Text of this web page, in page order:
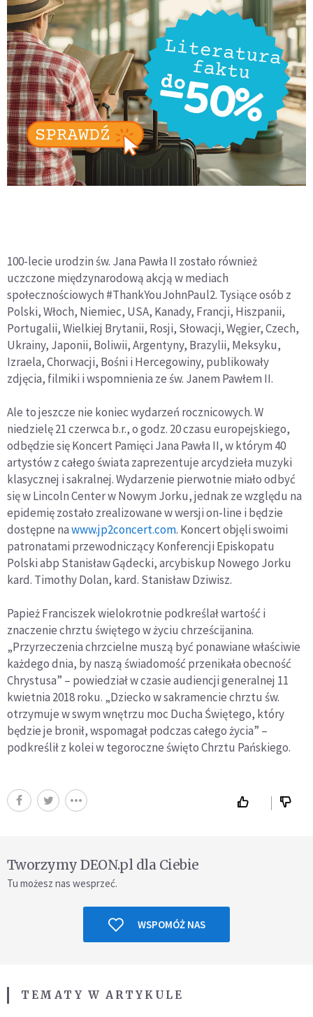
100-lecie urodzin św. Jana Pawła II zostało również
uczczone międzynarodową akcją w mediach
społecznościowych #ThankYouJohnPaul2. Tysiące osób z
Polski, Włoch, Niemiec, USA, Kanady, Francji, Hiszpanii,
Portugalii, Wielkiej Brytanii, Rosji, Słowacji, Węgier, Czech,
Ukrainy, Japonii, Boliwii, Argentyny, Brazylii, Meksyku,
Izraela, Chorwacji, Bośni i Hercegowiny, publikowały
zdjęcia, filmiki i wspomnienia ze św. Janem Pawłem II.
Ale to jeszcze nie koniec wydarzeń rocznicowych. W
niedzielę 21 czerwca b.r., o godz. 20 czasu europejskiego,
odbędzie się Koncert Pamięci Jana Pawła II, w którym 40
artystów z całego świata zaprezentuje arcydzieła muzyki
klasycznej i sakralnej. Wydarzenie pierwotnie miało odbyć
się w Lincoln Center w Nowym Jorku, jednak ze względu na
epidemię zostało zrealizowane w wersji on-line i będzie
dostępne nawww.jp2concert.com. Koncert objęli swoimi
patronatami przewodniczący Konferencji Episkopatu
Polski abp Stanisław Gądecki, arcybiskup Nowego Jorku
kard. Timothy Dolan, kard. Stanisław Dziwisz.
Papież Franciszek wielokrotnie podkreślał wartość i
znaczenie chrztu świętego w życiu chrześcijanina.
„Przyrzeczenia chrzcielne muszą być ponawiane właściwie
każdego dnia, by naszą świadomość przenikała obecność
Chrystusa” – powiedział w czasie audiencji generalnej 11
kwietnia 2018 roku. „Dziecko w sakramencie chrztu św.
otrzymuje w swym wnętrzu moc Ducha Świętego, który
będzie je bronił, wspomagał podczas całego życia” –
podkreślił z kolei w tegoroczne święto Chrztu Pańskiego.
Tworzymy DEON.pl dla Ciebie
Tu możesz nas wesprzeć.
WSPOMÓŻ NAS
TEMATY W ARTYKULE